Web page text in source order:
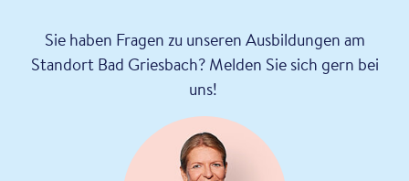
Sie haben Fragen zu unseren Ausbildungen am
Standort Bad Griesbach? Melden Sie sich gern bei
uns!